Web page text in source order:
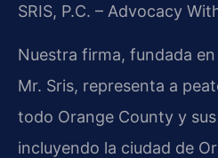
SRIS, P.C. – Advocacy
Nuestra firma, fundada
Mr. Sris, representa a
todo Orange County y
incluyendo la ciudad de